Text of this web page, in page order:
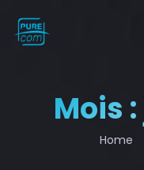
Mois :
Home